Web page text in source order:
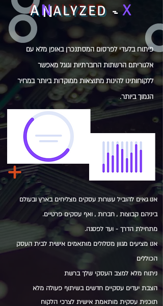
ANALYZED -X
פיתוח בלעדי לפרסום המסתנכרן באופן מלא עם
אלגוריתם הרשתות החברתיות וגוגל מאפשר
ללקוחותינו להינות מתוצאות ממוקדות ביותר במחיר
הנמוך ביותר.
אנו גאים להוביל עשרות עסקים מצליחים בארץ ובעולם
ביניהם קבוצות , חברות , ואף עסקים פרטיים.
מתחילת הדרך - ועד לפסגה.
אנו מציעים מגוון מסלולים מותאמים אישית לבית העסק
הכוללים
ניתוח מלא למצב העסקי שלך ברשת
הצבת יעדים עסקיים חדשים בשיתוף פעולה מלא
תוכנית עסקית מותאמת אישית לצרכי הלקוח